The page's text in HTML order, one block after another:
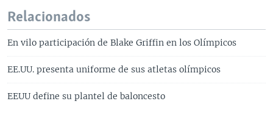
Relacionados
En vilo participación de Blake Griffin en los Olímpicos
EE.UU. presenta uniforme de sus atletas olímpicos
EEUU define su plantel de baloncesto